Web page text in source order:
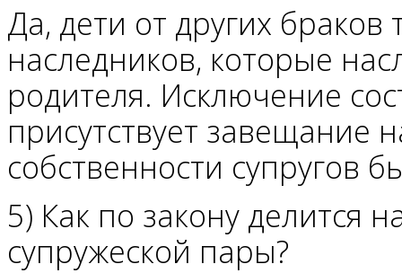
Да, дети от других
наследников, которые
родителя. Исключение
присутствует завещание
собственности супругов
5) Как по закону делится
супружеской пары?